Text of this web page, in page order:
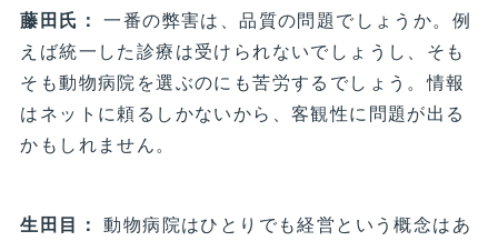
藤田氏：一番の弊害は、品質の問題でしょうか。例
えば統一した診療は受けられないでしょうし、そも
そも動物病院を選ぶのにも苦労するでしょう。情報
はネットに頼るしかないから、客観性に問題が出る
かもしれません。
生田目：動物病院はひとりでも経営という概念はあ